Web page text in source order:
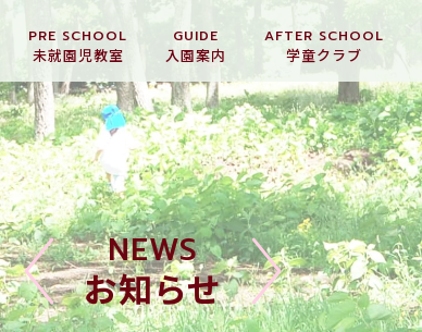
PRE SCHOOL
未就園児教室
GUIDE
入園案内
AFTER SCHOOL
学童クラブ
NEWS
お知らせ